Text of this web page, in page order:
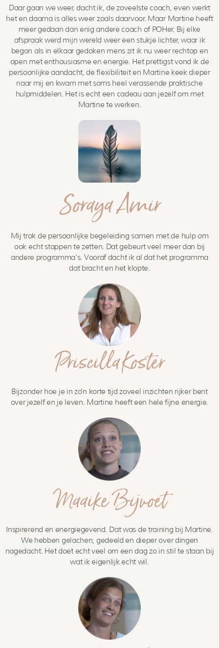
Daar gaan we weer, dacht ik, de zoveelste coach, even werkt
het en daarna is alles weer zoals daarvoor. Maar Martine heeft
meer gedaan dan enig andere coach of POHer. Bij elke
afspraak werd mijn wereld weer een stukje lichter, waar ik
begon als in elkaar gedoken mens zit ik nu weer rechtop en
open met enthousiasme en energie. Het prettigst vond ik de
persoonlijke aandacht, de flexibiliteit en Martine keek dieper
naar mij en kwam met soms heel verassende praktische
hulpmiddelen. Het is echt een cadeau aan jezelf om met
Martine te werken.
Soraya Amir
Mij trok de persoonlijke begeleiding samen met de hulp om
ook echt stappen te zetten. Dat gebeurt veel meer dan bij
andere programma's. Vooraf dacht ik al dat het programma
dat bracht en het klopte.
Priscilla Koster
Bijzonder hoe je in zo'n korte tijd zoveel inzichten rijker bent
over jezelf en je leven. Martine heeft een hele fijne energie.
Maaike Bijvoet
Inspirerend en energiegevend. Dat was de training bij Martine.
We hebben gelachen, gedeeld en dieper over dingen
nagedacht. Het doet echt veel om een dag zo in stil te staan bij
wat ik eigenlijk echt wil.